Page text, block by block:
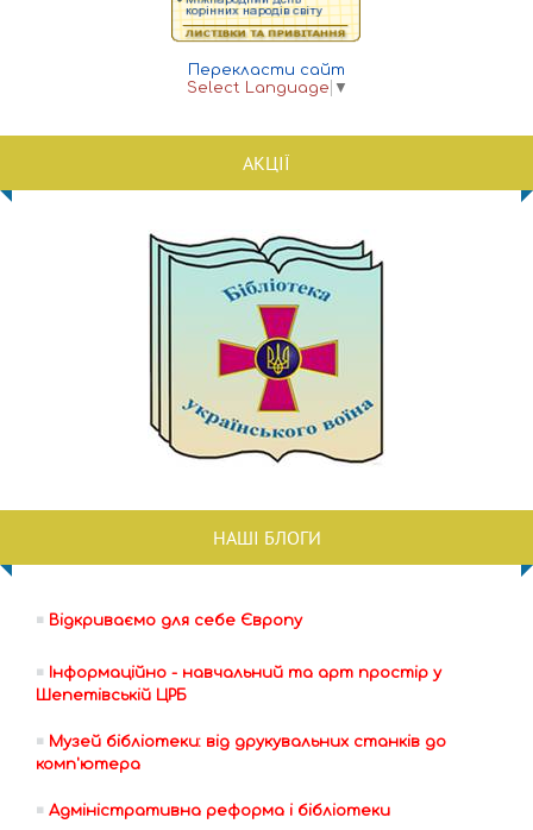
Перекласти сайт
Select Language ▼
АКЦІЇ
НАШІ БЛОГИ
Відкриваємо для себе Європу
Інформаційно - навчальний та арт простір у
Шепетівській ЦРБ
Музей бібліотеки: від друкувальних станків до
комп'ютера
Адміністративна реформа і бібліотеки